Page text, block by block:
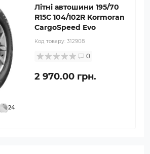
24
Літні автошини 195/70
R15C 104/102R Kormoran
CargoSpeed Evo
Код товару: 312908
0
2 970.00 грн.